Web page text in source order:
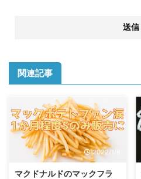
関連記事
2022/1/8
マクドナルドのマックフラ